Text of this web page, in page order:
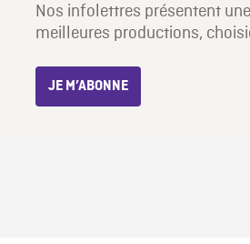
Nos infolettres présentent
meilleures productions,
JE M’ABONNE